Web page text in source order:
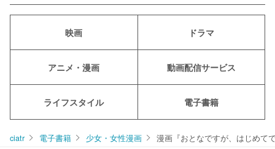
映画 ドラマ
アニメ・漫画 動画配信サービス
ライフスタイル 電子書籍
ciatr 電子書籍 少女・女性漫画 漫画『おとなですが、はじめて